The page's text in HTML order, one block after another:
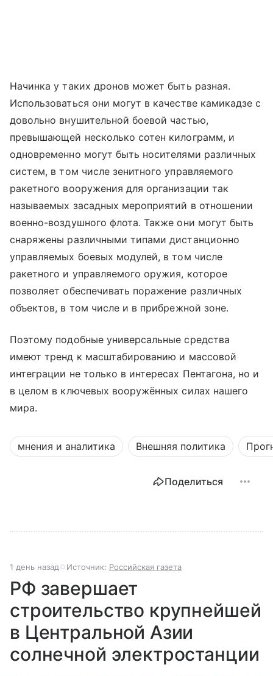
Начинка у таких дронов может быть разная.
Использоваться они могут в качестве камикадзе с
довольно внушительной боевой частью,
превышающей несколько сотен килограмм, и
одновременно могут быть носителями различных
систем, в том числе зенитного управляемого
ракетного вооружения для организации так
называемых засадных мероприятий в отношении
военно-воздушного флота. Также они могут быть
снаряжены различными типами дистанционно
управляемых боевых модулей, в том числе
ракетного и управляемого оружия, которое
позволяет обеспечивать поражение различных
объектов, в том числе и в прибрежной зоне.
Поэтому подобные универсальные средства
имеют тренд к масштабированию и массовой
интеграции не только в интересах Пентагона, но и
в целом в ключевых вооружённых силах нашего
мира.
мнения и аналитика Внешняя политика
Поделиться
1 день назад Источник: Российская газета
РФ завершает
строительство крупнейшей
в Центральной Азии
солнечной электростанции